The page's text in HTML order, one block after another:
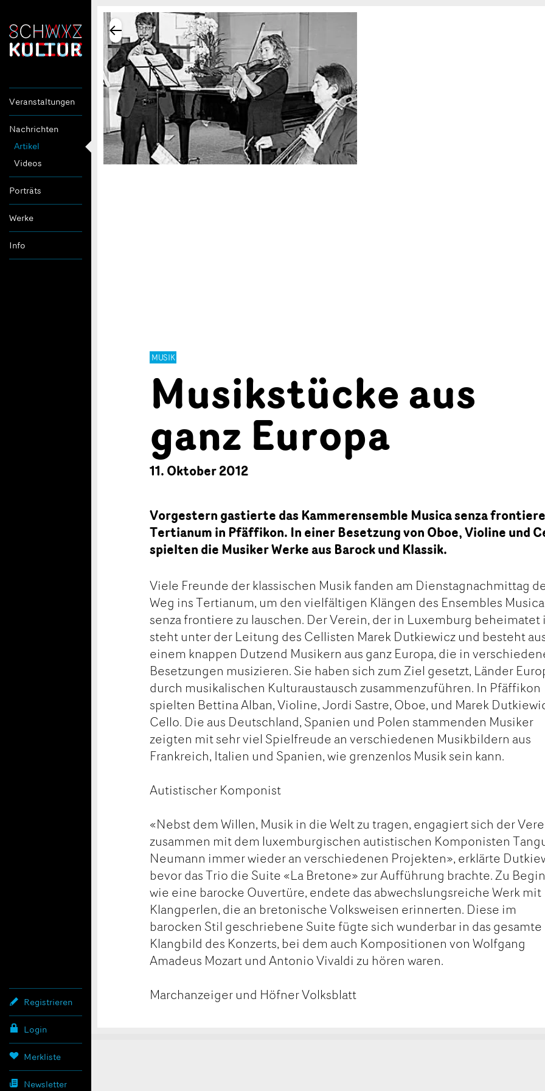
Veranstaltungen
Nachrichten
Artikel
Videos
Porträts
Werke
Info
Registrieren
Login
Merkliste
Newsletter
MUSIK
Musikstücke aus
ganz Europa
11. Oktober 2012
Vorgestern gastierte das Kammerensemble Musica senza
Tertianum in Pfäffikon. In einer Besetzung von Oboe, Violine und
spielten die Musiker Werke aus Barock und Klassik.
Viele Freunde der klassischen Musik fanden am Dienstagnachmittag
Weg ins Tertianum, um den vielfältigen Klängen des Ensembles Musica
senza frontiere zu lauschen. Der Verein, der in Luxemburg beheimatet
steht unter der Leitung des Cellisten Marek Dutkiewicz und besteht
einem knappen Dutzend Musikern aus ganz Europa, die in
Besetzungen musizieren. Sie haben sich zum Ziel gesetzt, Länder
durch musikalischen Kulturaustausch zusammenzuführen. In Pfäffikon
spielten Bettina Alban, Violine, Jordi Sastre, Oboe, und Marek
Cello. Die aus Deutschland, Spanien und Polen stammenden Musiker
zeigten mit sehr viel Spielfreude an verschiedenen Musikbildern aus
Frankreich, Italien und Spanien, wie grenzenlos Musik sein kann.
Autistischer Komponist
«Nebst dem Willen, Musik in die Welt zu tragen, engagiert sich der
zusammen mit dem luxemburgischen autistischen Komponisten
Neumann immer wieder an verschiedenen Projekten», erklärte
bevor das Trio die Suite «La Bretone» zur Aufführung brachte. Zu
wie eine barocke Ouvertüre, endete das abwechslungsreiche Werk mit
Klangperlen, die an bretonische Volksweisen erinnerten. Diese im
barocken Stil geschriebene Suite fügte sich wunderbar in das gesamte
Klangbild des Konzerts, bei dem auch Kompositionen von Wolfgang
Amadeus Mozart und Antonio Vivaldi zu hören waren.
Marchanzeiger und Höfner Volksblatt